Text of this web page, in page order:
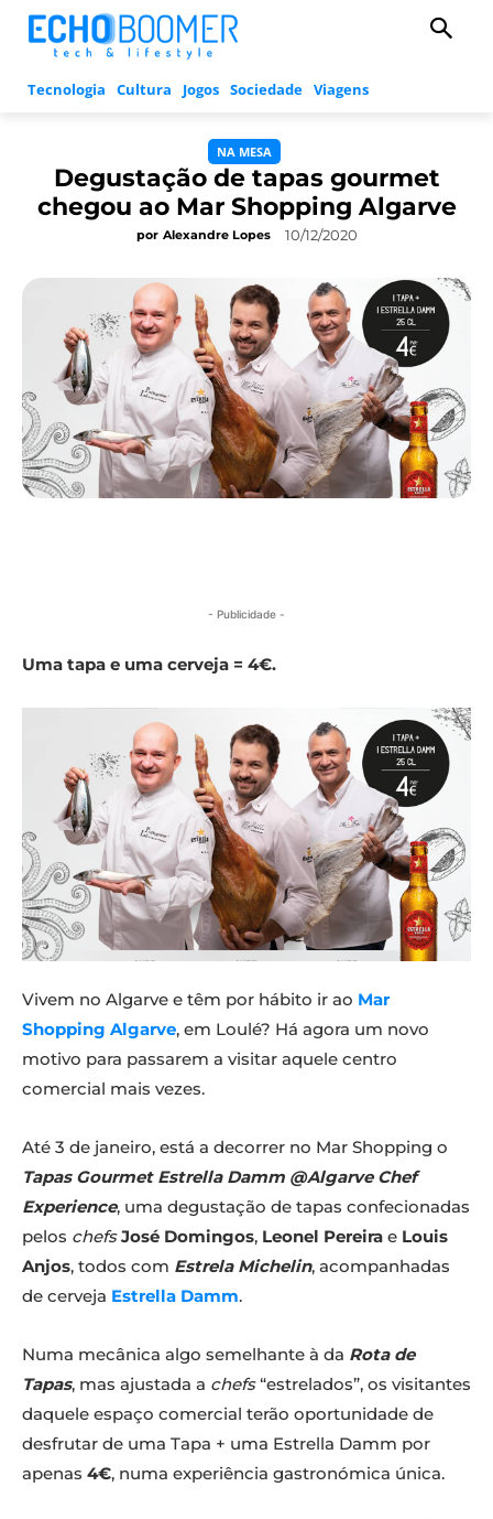
Tecnologia Cultura Jogos Sociedade Viagens
NA MESA
Degustação de tapas gourmet
chegou ao Mar Shopping Algarve
por Alexandre Lopes 10/12/2020
- Publicidade -
Uma tapa e uma cerveja = 4€.
Vivem no Algarve e têm por hábito ir ao Mar
Shopping Algarve, em Loulé? Há agora um novo
motivo para passarem a visitar aquele centro
comercial mais vezes.
Até 3 de janeiro, está a decorrer no Mar Shopping o
Tapas Gourmet Estrella Damm @Algarve Chef
Experience, uma degustação de tapas confecionadas
pelos chefs José Domingos, Leonel Pereira e Louis
Anjos, todos com Estrela Michelin, acompanhadas
de cerveja Estrella Damm.
Numa mecânica algo semelhante à da Rota de
Tapas, mas ajustada a chefs“estrelados”, os visitantes
daquele espaço comercial terão oportunidade de
desfrutar de uma Tapa + uma Estrella Damm por
apenas 4€, numa experiência gastronómica única.